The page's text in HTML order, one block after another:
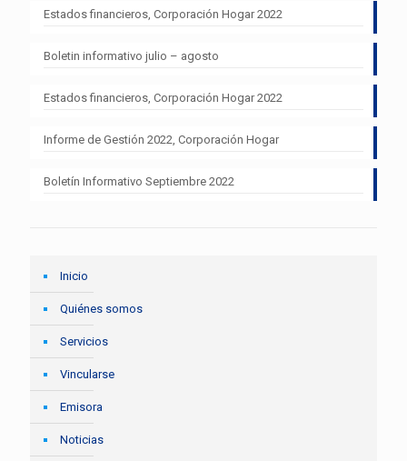
Estados financieros, Corporación Hogar 2022
Boletin informativo julio – agosto
Estados financieros, Corporación Hogar 2022
Informe de Gestión 2022, Corporación Hogar
Boletín Informativo Septiembre 2022
Inicio
Quiénes somos
Servicios
Vincularse
Emisora
Noticias